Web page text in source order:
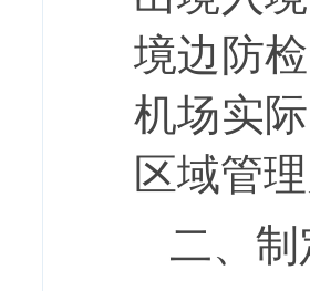
境边防
机场实
区域管理
二、 制